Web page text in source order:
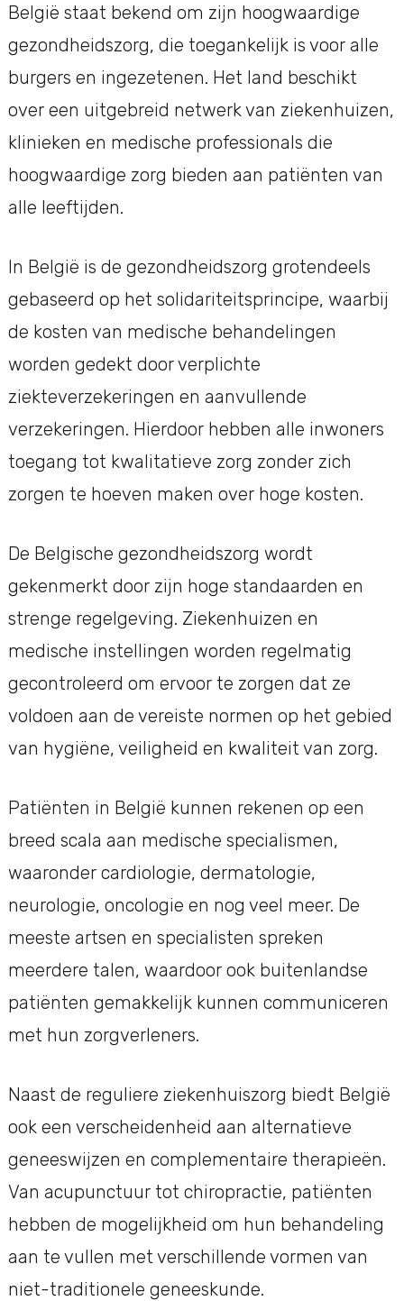
België staat bekend om zijn hoogwaardige
gezondheidszorg, die toegankelijk is voor alle
burgers en ingezetenen. Het land beschikt
over een uitgebreid netwerk van ziekenhuizen,
klinieken en medische professionals die
hoogwaardige zorg bieden aan patiënten van
alle leeftijden.
In België is de gezondheidszorg grotendeels
gebaseerd op het solidariteitsprincipe, waarbij
de kosten van medische behandelingen
worden gedekt door verplichte
ziekteverzekeringen en aanvullende
verzekeringen. Hierdoor hebben alle inwoners
toegang tot kwalitatieve zorg zonder zich
zorgen te hoeven maken over hoge kosten.
De Belgische gezondheidszorg wordt
gekenmerkt door zijn hoge standaarden en
strenge regelgeving. Ziekenhuizen en
medische instellingen worden regelmatig
gecontroleerd om ervoor te zorgen dat ze
voldoen aan de vereiste normen op het gebied
van hygiëne, veiligheid en kwaliteit van zorg.
Patiënten in België kunnen rekenen op een
breed scala aan medische specialismen,
waaronder cardiologie, dermatologie,
neurologie, oncologie en nog veel meer. De
meeste artsen en specialisten spreken
meerdere talen, waardoor ook buitenlandse
patiënten gemakkelijk kunnen communiceren
met hun zorgverleners.
Naast de reguliere ziekenhuiszorg biedt België
ook een verscheidenheid aan alternatieve
geneeswijzen en complementaire therapieën.
Van acupunctuur tot chiropractie, patiënten
hebben de mogelijkheid om hun behandeling
aan te vullen met verschillende vormen van
niet-traditionele geneeskunde.